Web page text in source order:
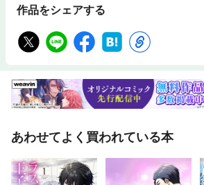
作品をシェアする
あわせてよく買われている本